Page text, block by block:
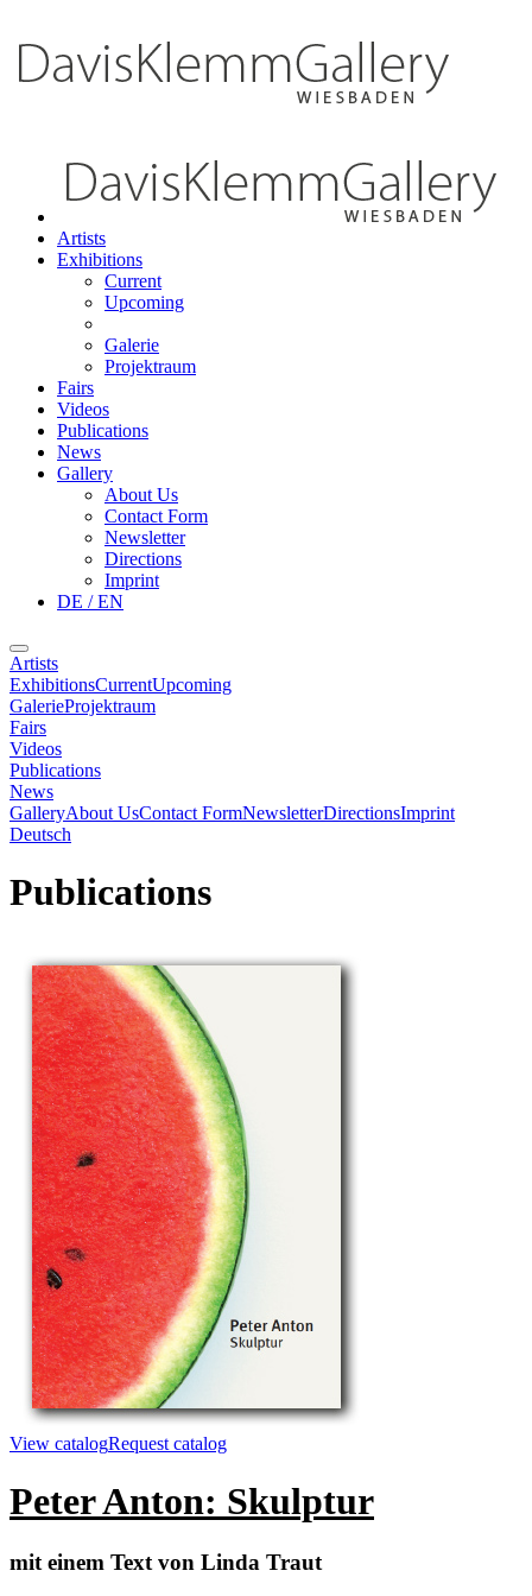
Artists
Exhibitions
Current
Upcoming
Galerie
Projektraum
Fairs
Videos
Publications
News
Gallery
About Us
Contact Form
Newsletter
Directions
Imprint
DE / EN
Artists
ExhibitionsCurrentUpcoming
GalerieProjektraum
Fairs
Videos
Publications
News
GalleryAbout UsContact FormNewsletterDirectionsImprint
Deutsch
Publications
View catalogRequest catalog
Peter Anton: Skulptur
mit einem Text von Linda Traut